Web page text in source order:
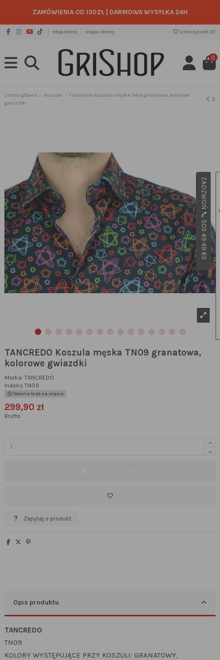
ZAMÓWIENIA OD 150ZŁ DARMOWA WYSYŁKA 24H
Moje konto Mapa strony Lista życzeń (0)
0
Strona główna Koszule
TANCREDO Koszula męska TN09 granatowa, kolorowe
gwiazdki
TANCREDO Koszula męska TN09 granatowa,
kolorowe gwiazdki
Marka: TANCREDO
Indeks TN09
Obecnie brak na stanie
299,90 zł
Brutto
Zapytaj o produkt
Opis produktu
TANCREDO
TN09
KOLORY WYSTĘPUJĄCE PRZY KOSZULI: GRANATOWY,
ZADZWOŃ 📞 505 49 49 65